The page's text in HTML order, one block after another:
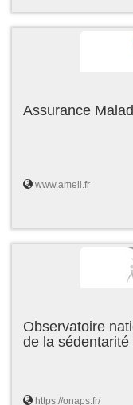
Assurance
www.ameli.fr
Observatoire
de la sédentarité
https://onaps.fr/